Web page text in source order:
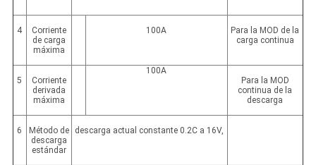
4
Corriente
de carga
máxima
100A
Para la MOD de la
carga continua
5
Corriente
derivada
máxima
100A
Para la MOD
continua de la
descarga
6
Método de
descarga
estándar
descarga actual constante 0.2C a 16V,